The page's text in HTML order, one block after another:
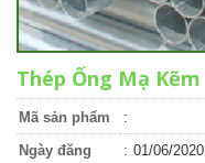
Thép Ống Mạ Kẽm
Mã sản phẩm
:
Ngày đăng
: 01/06/2020